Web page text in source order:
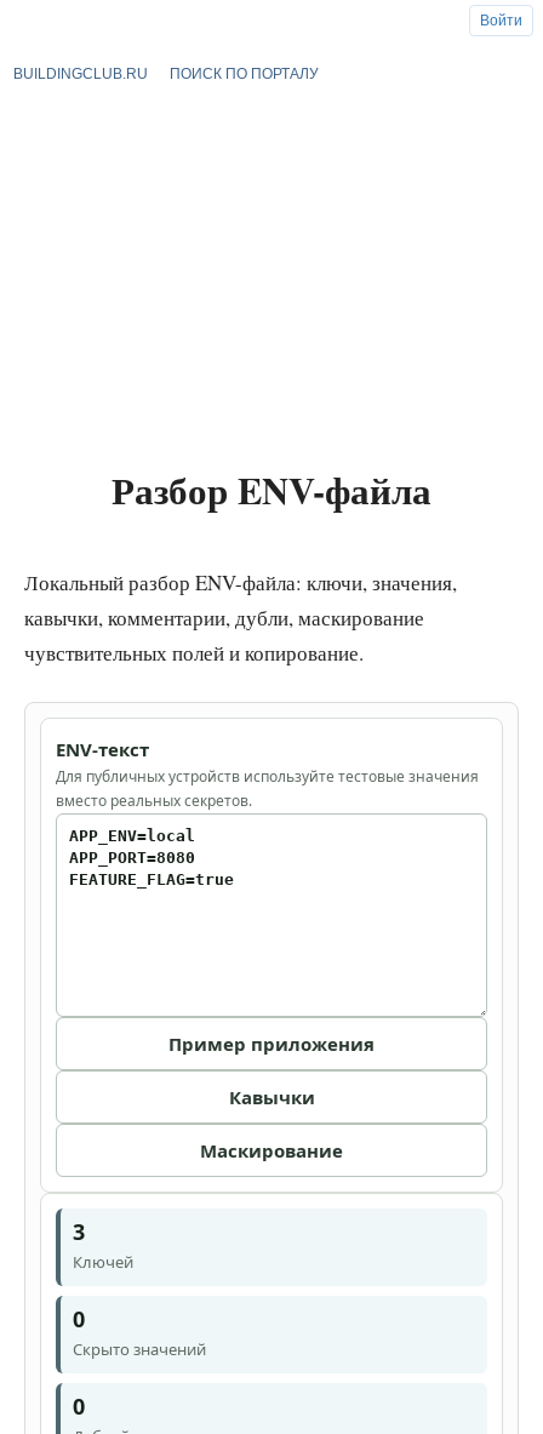
BUILDINGCLUB.RU ПОИСК ПО ПОРТАЛУ
Разбор ENV-файла
Локальный разбор ENV-файла: ключи, значения,
кавычки, комментарии, дубли, маскирование
чувствительных полей и копирование.
ENV-текст
Для публичных устройств используйте тестовые значения
вместо реальных секретов.
Пример приложения
Кавычки
Маскирование
3
Ключей
0
Скрыто значений
0
Войти